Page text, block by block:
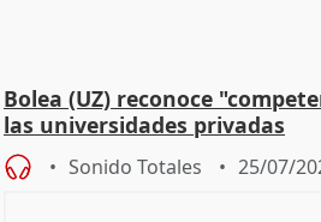
Bolea (UZ) reconoce
las universidades privadas
Sonido Totales 25/07/